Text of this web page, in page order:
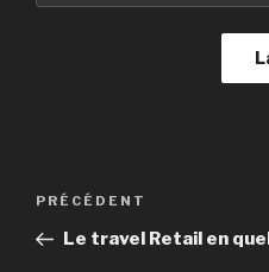
Navigation
l’article
Article
précédent
PRÉCÉDENT
Le travel Retail en